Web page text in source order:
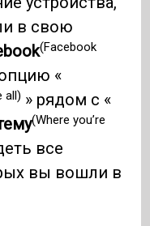
в свою
(Facebook
«
all) » рядом с «
(Where you’re
все
вы вошли в